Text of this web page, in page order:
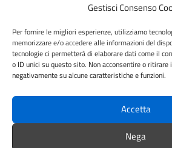
Gestisci Consenso
Per fornire le migliori esperienze, utilizziamo
memorizzare e/o accedere alle informazioni del
tecnologie ci permetterà di elaborare dati come il
o ID unici su questo sito. Non acconsentire o ritirare
negativamente su alcune caratteristiche e funzioni.
Accetta
Nega
Cookie Policy
Informativa privacy
Dichiarazione di accessibilità
Note legali
SEGUICI SU